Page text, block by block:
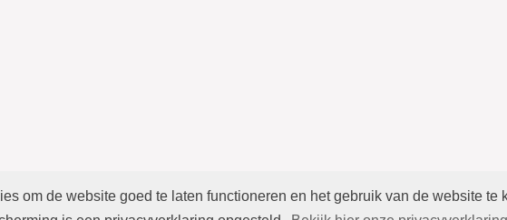
om de website goed te laten functioneren en het gebruik van de website te